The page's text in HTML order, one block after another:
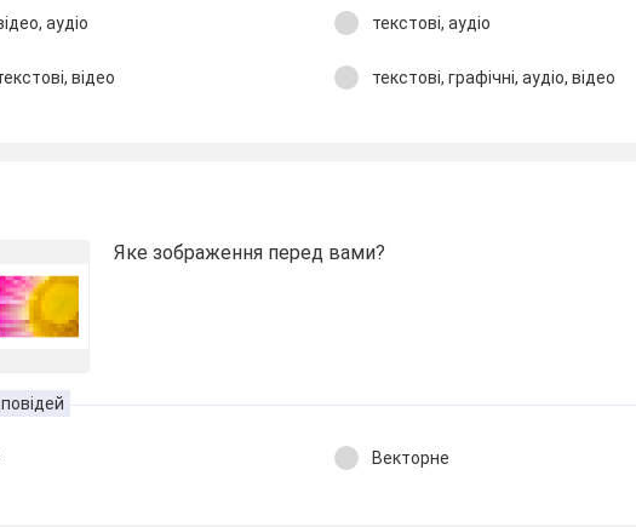
аудіо текстові, аудіо
відео текстові, графічні, аудіо, відео
Яке зображення перед вами?
Векторне